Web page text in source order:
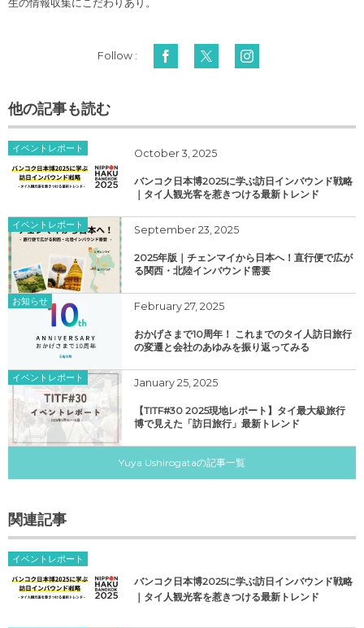
生の情報収集にこだわりあり。
Follow :
他の記事も読む
イベントレポート October 3 2025
バンコク日本博2025に学ぶ訪日インバウンド戦略
｜タイ人観光客を惹きつける最新トレンド
イベントレポート September 23 2025
2025年版｜チェンマイから日本へ！直行便で広が
る関西・北陸インバウンド需要
お知らせ February 27, 2025
おかげさまで10周年！ これまでのタイ人訪日旅行
の変遷と会社のあゆみを振り返ってみる
イベントレポート January 25 2025
【TITF#30 2025現地レポート】タイ最大級旅行
博で見えた「訪日旅行」最新トレンド
Yuya Ushirogataの記事一覧
関連記事
イベントレポート
バンコク日本博2025に学ぶ訪日インバウンド戦略
｜タイ人観光客を惹きつける最新トレンド